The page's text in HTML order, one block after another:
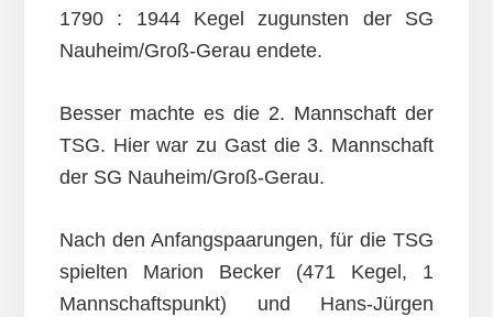
1790 : 1944 Kegel zugunsten der SG
Nauheim/Groß-Gerau endete.
Besser machte es die 2. Mannschaft der
TSG. Hier war zu Gast die 3. Mannschaft
der SG Nauheim/Groß-Gerau.
Nach den Anfangspaarungen, für die TSG
spielten Marion Becker (471 Kegel, 1
Mannschaftspunkt) und Hans-Jürgen